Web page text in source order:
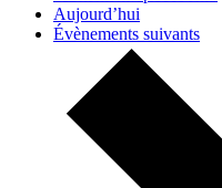
Aujourd’hui
Évènements suivants